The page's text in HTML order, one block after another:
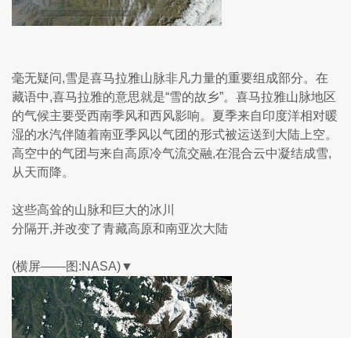
毫无疑问,雪是喜马拉雅山脉非凡力量的重要组成部分。在
藏语中,喜马拉雅的意思就是“雪的故乡”。喜马拉雅山脉地区
的气候主要受西南季风和西风影响。夏季来自印度洋相对暖
湿的水汽伴随着南亚季风以气团的形式被运送到大陆上空。
高空中的气团与来自高原冷气流交融,在混合云中凝结成雪,
从天而降。
这些高耸的山脉和巨大的冰川
分隔开,并改变了青藏高原和南亚次大陆
(横屏——图:NASA)▼